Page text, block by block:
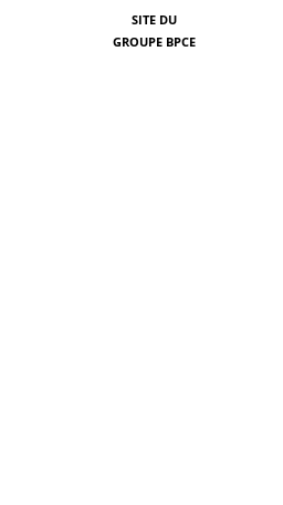
SITE DU
GROUPE BPCE